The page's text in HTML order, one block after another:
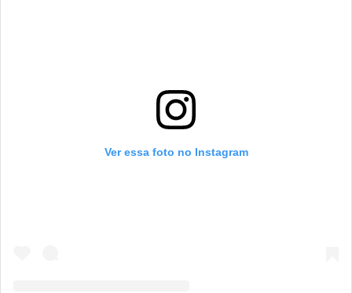
Ver essa foto no Instagram